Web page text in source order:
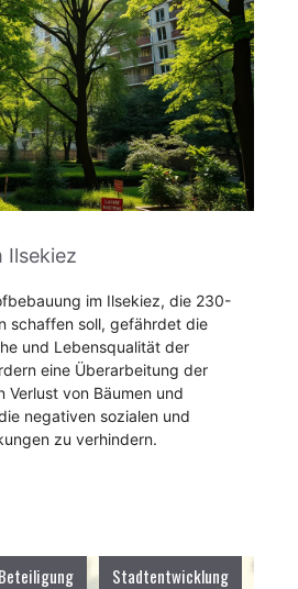
Ilsekiez
im Ilsekiez, die 230-
schaffen soll, gefährdet die
und Lebensqualität der
eine Überarbeitung der
Verlust von Bäumen und
negativen sozialen und
zu verhindern.
Beteiligung
Stadtentwicklung